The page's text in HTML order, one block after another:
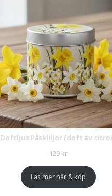
Doftljus Påskliljor (doft av
129 kr
Läs mer här & köp